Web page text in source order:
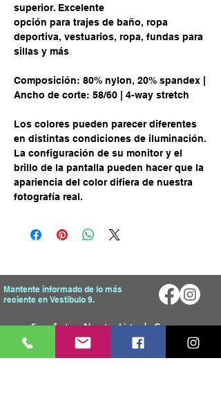
superior. Excelente
opción para trajes de baño, ropa
deportiva, vestuarios, ropa, fundas para
sillas y más
Composición: 80% nylon, 20% spandex |
Ancho de corte: 58/60 | 4-way stretch
Los colores pueden parecer diferentes
en distintas condiciones de iluminación.
La configuración de su monitor y el
brillo de la pantalla pueden hacer que la
apariencia del color difiera de nuestra
fotografía real.
Mantente informado de lo más
reciente en Vestibulo 9.